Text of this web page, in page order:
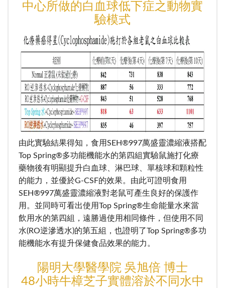
中心所做的白血球低下症之動物實
驗模式
由此實驗結果得知，食用SEH®997萬盛靈濃縮液搭配
Top Spring®多功能機能水的第四組實驗鼠施打化療
藥物後有明顯提升白血球、淋巴球、單核球和顆粒性
的能力，並優於G-CSF的效果。由此可證明食用
SEH®997萬盛靈濃縮液對老鼠可產生良好的保護作
用。並同時可看出使用Top Spring®生命能量水來當
飲用水的第四組，遠勝過使用相同條件，但使用不同
水(RO逆滲透水)的第五組，也證明了Top Spring®多功
能機能水有提升保健食品效果的能力。
陽明大學醫學院 吳旭倍 博士
48小時牛樟芝子實體溶於不同水中